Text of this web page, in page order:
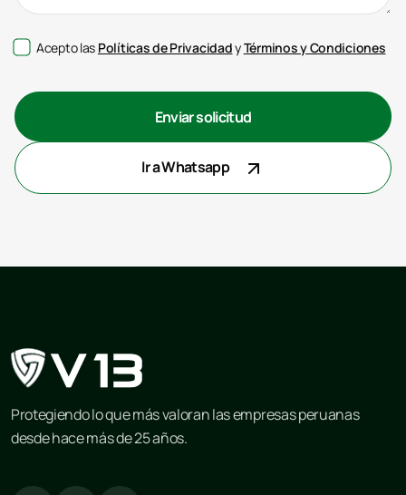
Acepto las Políticas de PrivacidadyTérminos y Condiciones
Ir a Whatsapp
Enviar solicitud
Protegiendo lo que más valoran las empresas peruanas
desde hace más de 25 años.